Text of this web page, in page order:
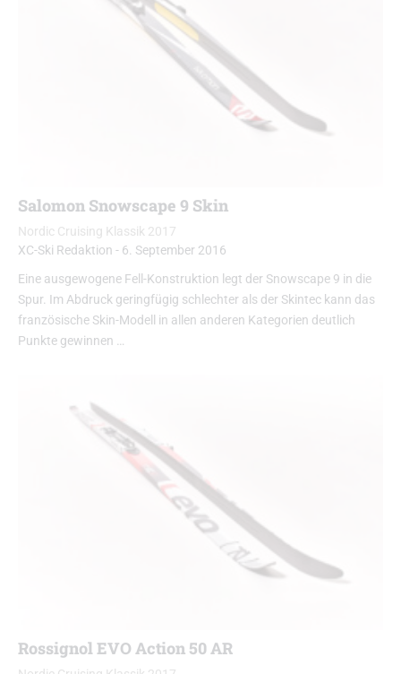
Salomon Snowscape 9 Skin
Nordic Cruising Klassik 2017
XC-Ski Redaktion - 6. September 2016
Eine ausgewogene Fell-Konstruktion legt der Snowscape 9 in die
Spur. Im Abdruck geringfügig schlechter als der Skintec kann das
französische Skin-Modell in allen anderen Kategorien deutlich
Punkte gewinnen …
Rossignol EVO Action 50 AR